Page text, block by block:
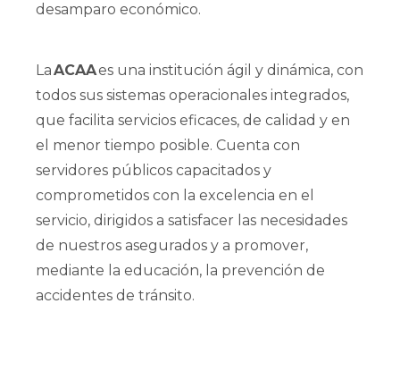
desamparo económico.
LaACAAes una institución ágil y dinámica, con
todos sus sistemas operacionales integrados,
que facilita servicios eficaces, de calidad y en
el menor tiempo posible. Cuenta con
servidores públicos capacitados y
comprometidos con la excelencia en el
servicio, dirigidos a satisfacer las necesidades
de nuestros asegurados y a promover,
mediante la educación, la prevención de
accidentes de tránsito.